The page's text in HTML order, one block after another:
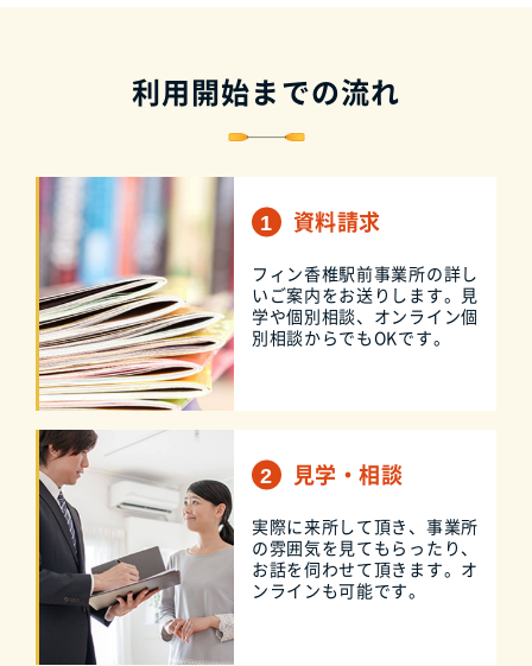
利用開始までの流れ
資料請求
フィン香椎駅前事業所の詳し
いご案内をお送りします。見
学や個別相談、オンライン個
別相談からでもOKです。
見学・相談
実際に来所して頂き、事業所
の雰囲気を見てもらったり、
お話を伺わせて頂きます。オ
ンラインも可能です。